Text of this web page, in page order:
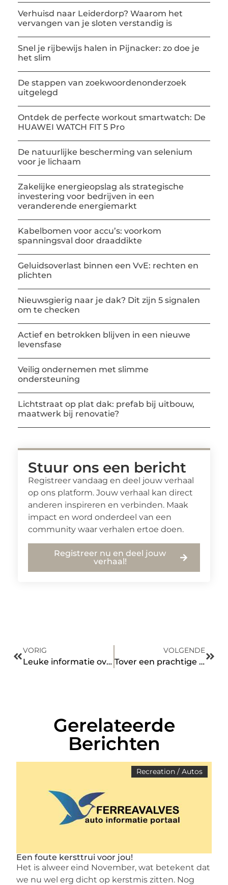
Verhuisd naar Leiderdorp? Waarom het
vervangen van je sloten verstandig is
Snel je rijbewijs halen in Pijnacker: zo doe je
het slim
De stappen van zoekwoordenonderzoek
uitgelegd
Ontdek de perfecte workout smartwatch: De
HUAWEI WATCH FIT 5 Pro
De natuurlijke bescherming van selenium
voor je lichaam
Zakelijke energieopslag als strategische
investering voor bedrijven in een
veranderende energiemarkt
Kabelbomen voor accu’s: voorkom
spanningsval door draaddikte
Geluidsoverlast binnen een VvE: rechten en
plichten
Nieuwsgierig naar je dak? Dit zijn 5 signalen
om te checken
Actief en betrokken blijven in een nieuwe
levensfase
Veilig ondernemen met slimme
ondersteuning
Lichtstraat op plat dak: prefab bij uitbouw,
maatwerk bij renovatie?
Stuur ons een bericht
Registreer vandaag en deel jouw verhaal
op ons platform. Jouw verhaal kan direct
anderen inspireren en verbinden. Maak
impact en word onderdeel van een
community waar verhalen ertoe doen.
Registreer nu en deel jouw
verhaal!
VORIG
Leuke informatie over transport op Auto-of-Trein.nl
VOLGENDE
Tover een prachtige lach op je gezicht
Gerelateerde
Berichten
Recreation / Autos
Een foute kersttrui voor jou!
Het is alweer eind November, wat betekent dat
we nu wel erg dicht op kerstmis zitten. Nog